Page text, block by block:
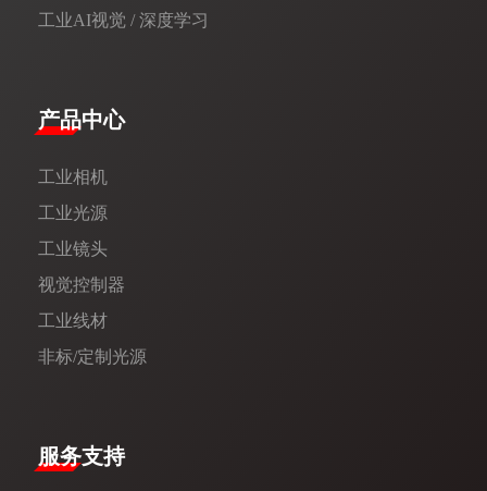
工业AI视觉 / 深度学习
产品中心
工业相机
工业光源
工业镜头
视觉控制器
工业线材
非标/定制光源
服务支持